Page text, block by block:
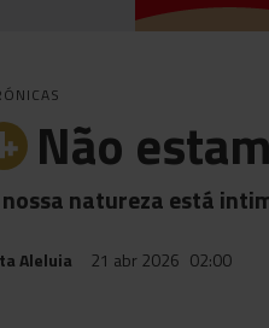
Não
natureza está
Aleluia 21 abr 2026 02:00